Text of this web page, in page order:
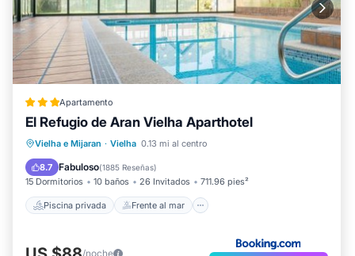
Apartamento
El Refugio de Aran Vielha Aparthotel
Vielha e Mijaran · Vielha 0.13 mi al centro
8.7 Fabuloso(1885 Reseñas)
15 Dormitorios 10 baños 26 Invitados 711.96 pies²
Piscina privada Frente al mar
Piscina privada
Frente al mar
Aparcamiento
/noche